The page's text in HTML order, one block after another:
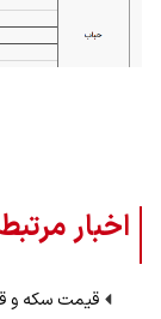
اخبار مرتبط